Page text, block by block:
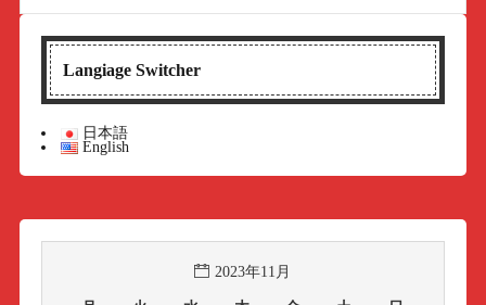
Langiage Switcher
日本語
English
2023年11月